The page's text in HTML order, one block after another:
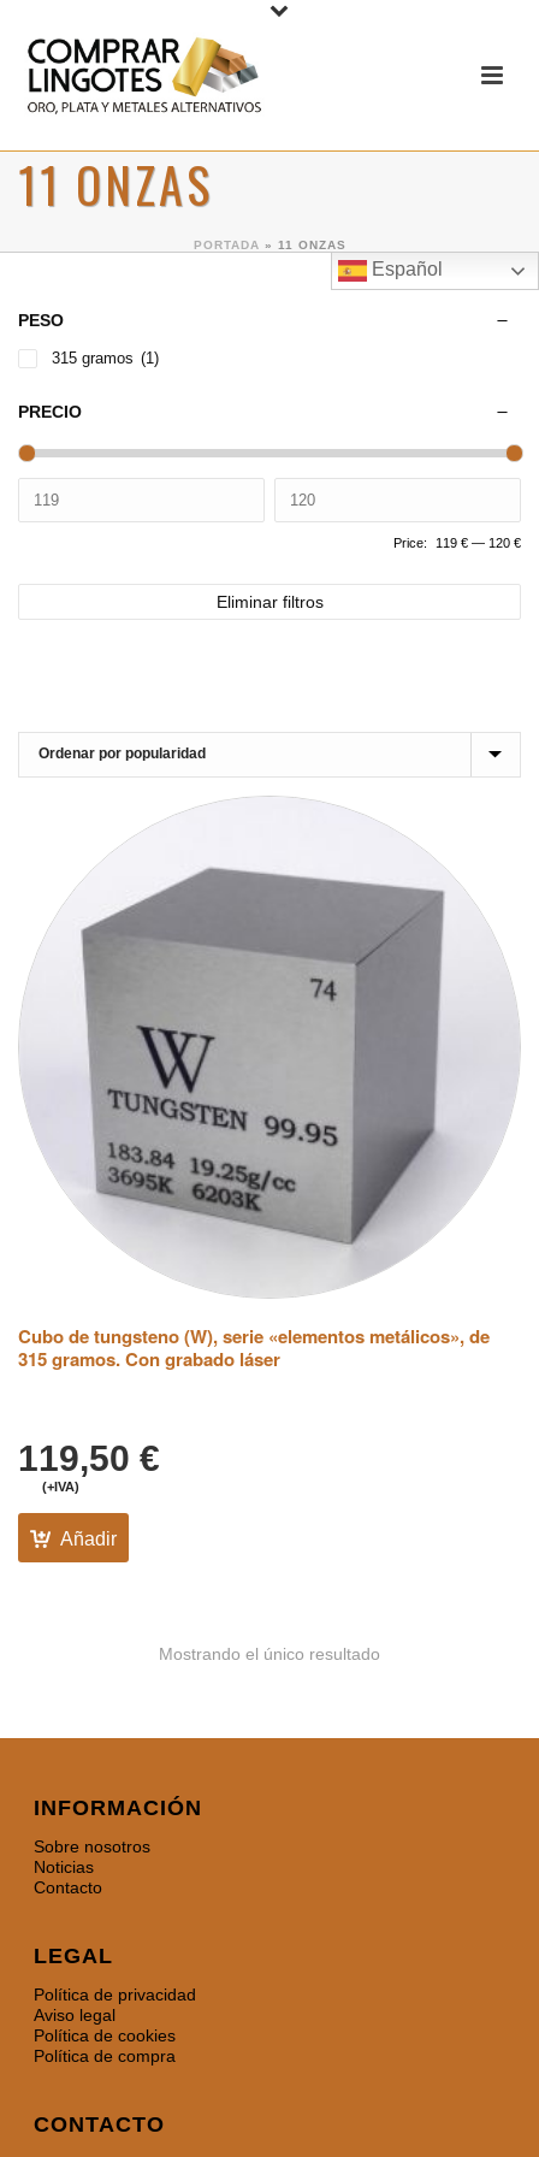
11 ONZAS
PORTADA » 11 ONZAS
Español
Cubo de tungsteno (W), serie «elementos metálicos», de
315 gramos. Con grabado láser
119,50 €
(+IVA)
Añadir
Mostrando el único resultado
PESO
315 gramos (1)
PRECIO
Price: 119 € — 120 €
Eliminar filtros
INFORMACIÓN
Sobre nosotros
Noticias
Contacto
LEGAL
Política de privacidad
Aviso legal
Política de cookies
Política de compra
CONTACTO